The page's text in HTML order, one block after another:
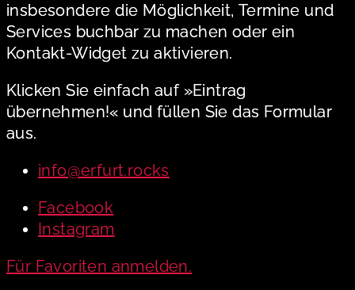
insbesondere die Möglichkeit, Termine und
Services buchbar zu machen oder ein
Kontakt-Widget zu aktivieren.
Klicken Sie einfach auf »Eintrag
übernehmen!« und füllen Sie das Formular
aus.
info@erfurt.rocks
Facebook
Instagram
Für Favoriten anmelden.